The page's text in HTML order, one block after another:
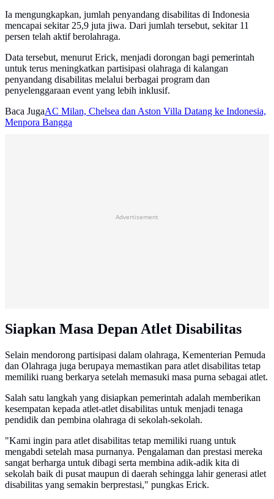
Ia mengungkapkan, jumlah penyandang disabilitas di Indonesia
mencapai sekitar 25,9 juta jiwa. Dari jumlah tersebut, sekitar 11
persen telah aktif berolahraga.
Data tersebut, menurut Erick, menjadi dorongan bagi pemerintah
untuk terus meningkatkan partisipasi olahraga di kalangan
penyandang disabilitas melalui berbagai program dan
penyelenggaraan event yang lebih inklusif.
Baca JugaAC Milan, Chelsea dan Aston Villa Datang ke Indonesia,
Menpora Bangga
Advertisement
Siapkan Masa Depan Atlet Disabilitas
Selain mendorong partisipasi dalam olahraga, Kementerian Pemuda
dan Olahraga juga berupaya memastikan para atlet disabilitas tetap
memiliki ruang berkarya setelah memasuki masa purna sebagai atlet.
Salah satu langkah yang disiapkan pemerintah adalah memberikan
kesempatan kepada atlet-atlet disabilitas untuk menjadi tenaga
pendidik dan pembina olahraga di sekolah-sekolah.
"Kami ingin para atlet disabilitas tetap memiliki ruang untuk
mengabdi setelah masa purnanya. Pengalaman dan prestasi mereka
sangat berharga untuk dibagi serta membina adik-adik kita di
sekolah baik di pusat maupun di daerah sehingga lahir generasi atlet
disabilitas yang semakin berprestasi," pungkas Erick.